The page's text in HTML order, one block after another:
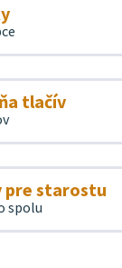
tlačív
pre starostu
spolu